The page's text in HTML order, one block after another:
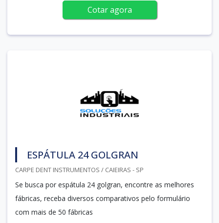
Cotar agora
ESPÁTULA 24 GOLGRAN
CARPE DENT INSTRUMENTOS / CAIEIRAS - SP
Se busca por espátula 24 golgran, encontre as melhores
fábricas, receba diversos comparativos pelo formulário
com mais de 50 fábricas